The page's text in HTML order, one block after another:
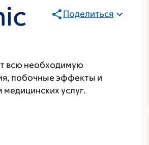
Поделиться
всю необходимую
побочные эффекты и
услуг.